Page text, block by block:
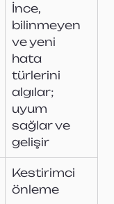
İnce,
bilinmeyen
ve yeni
hata
türlerini
algılar;
uyum
sağlar ve
gelişir
Kestirimci
önleme